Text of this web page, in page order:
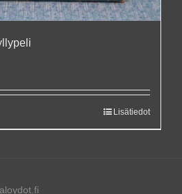
Lisätiedot